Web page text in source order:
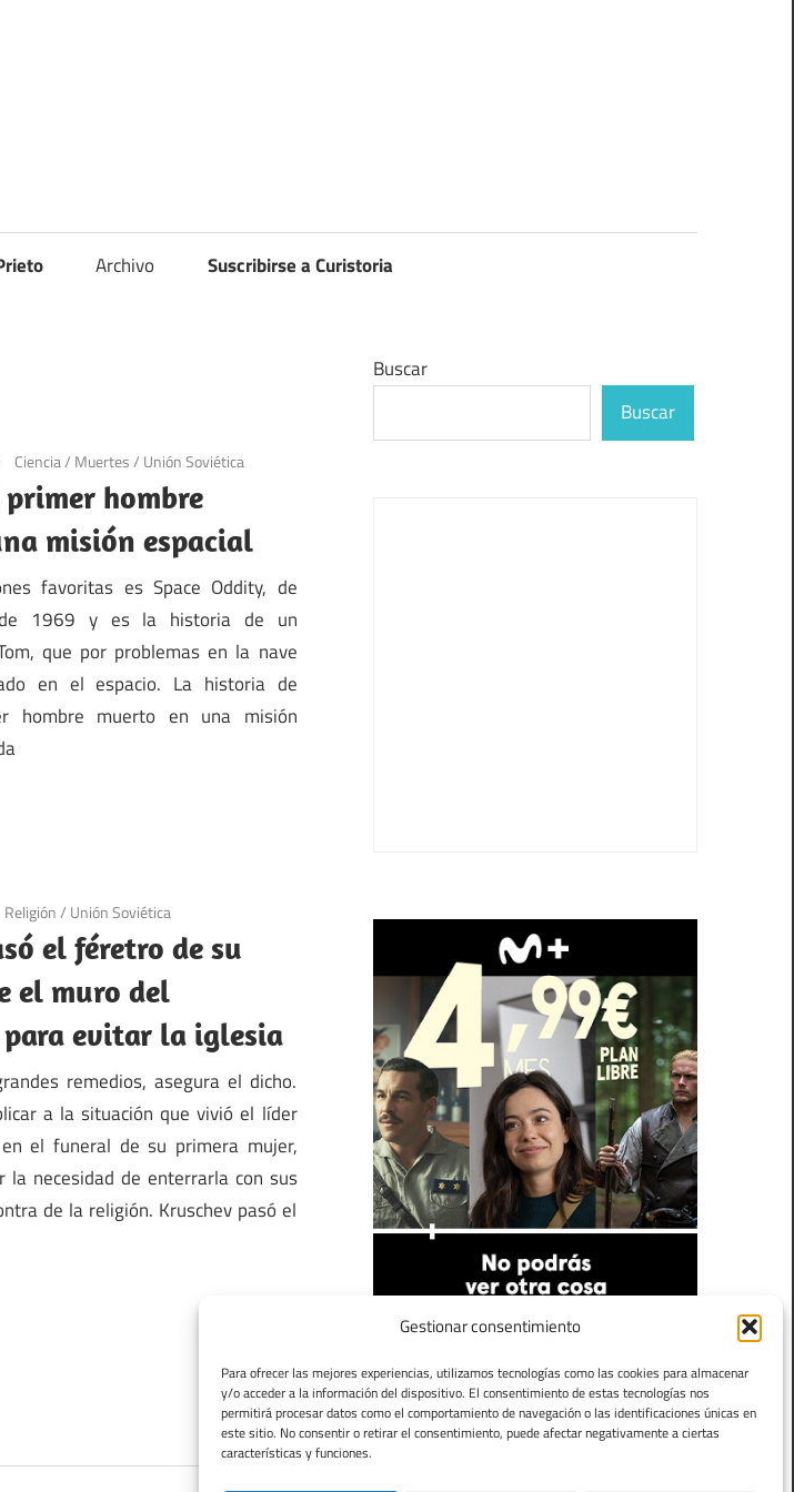
Gestionar consentimiento
Para ofrecer las mejores experiencias, utilizamos tecnologías como las cookies para almacenar
y/o acceder a la información del dispositivo. El consentimiento de estas tecnologías nos
permitirá procesar datos como el comportamiento de navegación o las identificaciones únicas en
este sitio. No consentir o retirar el consentimiento, puede afectar negativamente a ciertas
características y funciones.
Archivo Suscribirse a Curistoria
Ciencia/ Muertes/ Unión Soviética
hombre
misión espacial
favoritas es Space Oddity, de
1969 y es la historia de un
que por problemas en la nave
en el espacio. La historia de
hombre muerto en una misión
Religión/ Unión Soviética
el féretro de su
el muro del
evitar la iglesia
remedios, asegura el dicho.
a la situación que vivió el líder
el funeral de su primera mujer,
la necesidad de enterrarla con sus
de la religión. Kruschev pasó el
Buscar
Buscar